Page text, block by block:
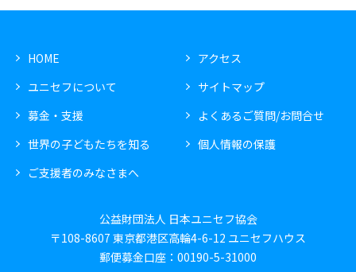
HOME
ユニセフについて
募金・支援
世界の子どもたちを知る
ご支援者のみなさまへ
アクセス
サイトマップ
よくあるご質問/お問合せ
個人情報の保護
公益財団法人 日本ユニセフ協会
〒108-8607 東京都港区高輪4-6-12 ユニセフハウス
郵便募金口座：00190-5-31000